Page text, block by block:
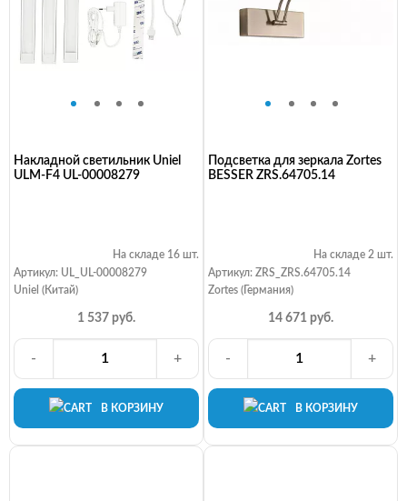
Накладной светильник Uniel
ULM-F4 UL-00008279
На складе 16 шт.
Артикул: UL_UL-00008279
Uniel (Китай)
1 537 руб.
В КОРЗИНУ
- +
Подсветка для зеркала Zortes
BESSER ZRS.64705.14
На складе 2 шт.
Артикул: ZRS_ZRS.64705.14
Zortes (Германия)
14 671 руб.
В КОРЗИНУ
- +